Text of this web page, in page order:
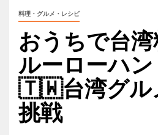
料理・グルメ・レシピ
おうちで台
ルーローハ
🇹🇼台湾グル
挑戦